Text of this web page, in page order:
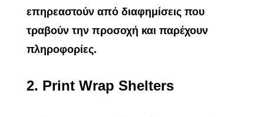
επηρεαστούν από διαφημίσεις που
τραβούν την προσοχή και παρέχουν
πληροφορίες.
2. Print Wrap Shelters